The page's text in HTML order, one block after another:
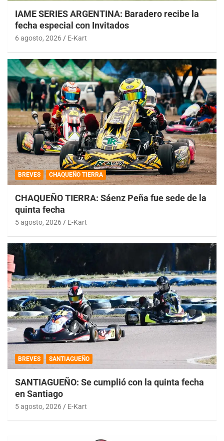
IAME SERIES ARGENTINA: Baradero recibe la
fecha especial con Invitados
6 agosto, 2026 E-Kart
BREVES CHAQUEÑO TIERRA
CHAQUEÑO TIERRA: Sáenz Peña fue sede de la
quinta fecha
5 agosto, 2026 E-Kart
BREVES SANTIAGUEÑO
SANTIAGUEÑO: Se cumplió con la quinta fecha
en Santiago
5 agosto, 2026 E-Kart